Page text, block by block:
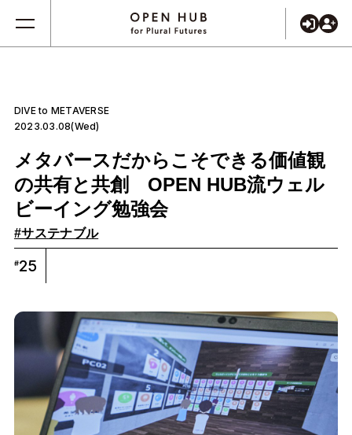
DIVE to METAVERSE
2023.03.08(Wed)
メタバースだからこそできる価値観
の共有と共創 OPEN HUB流ウェル
ビーイング勉強会
#サステナブル
#25